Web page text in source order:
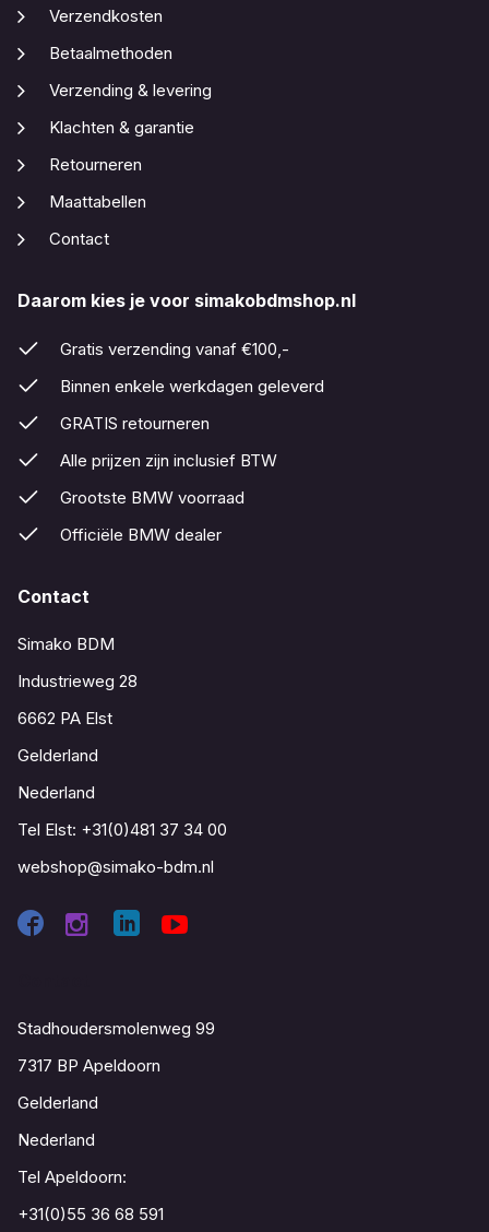
Verzendkosten
Betaalmethoden
Verzending & levering
Klachten & garantie
Retourneren
Maattabellen
Contact
Daarom kies je voor simakobdmshop.nl
Gratis verzending vanaf €100,-
Binnen enkele werkdagen geleverd
GRATIS retourneren
Alle prijzen zijn inclusief BTW
Grootste BMW voorraad
Officiële BMW dealer
Contact
Simako BDM
Industrieweg 28
6662 PA Elst
Gelderland
Nederland
Tel Elst: +31(0)481 37 34 00
webshop@simako-bdm.nl
Stadhoudersmolenweg 99
7317 BP Apeldoorn
Gelderland
Nederland
Tel Apeldoorn:
+31(0)55 36 68 591